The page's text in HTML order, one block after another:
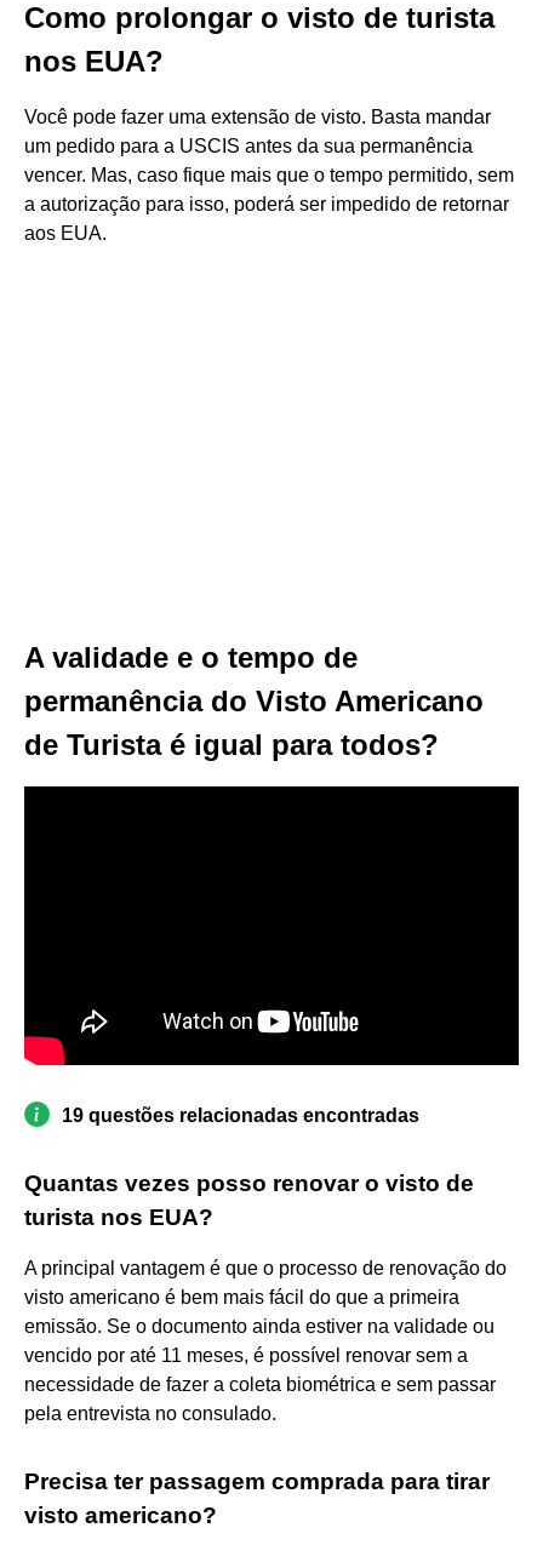
Como prolongar o visto de turista
nos EUA?
Você pode fazer uma extensão de visto. Basta mandar
um pedido para a USCIS antes da sua permanência
vencer. Mas, caso fique mais que o tempo permitido, sem
a autorização para isso, poderá ser impedido de retornar
aos EUA.
A validade e o tempo de
permanência do Visto Americano
de Turista é igual para todos?
19 questões relacionadas encontradas
Quantas vezes posso renovar o visto de
turista nos EUA?
A principal vantagem é que o processo de renovação do
visto americano é bem mais fácil do que a primeira
emissão. Se o documento ainda estiver na validade ou
vencido por até 11 meses, é possível renovar sem a
necessidade de fazer a coleta biométrica e sem passar
pela entrevista no consulado.
Precisa ter passagem comprada para tirar
visto americano?